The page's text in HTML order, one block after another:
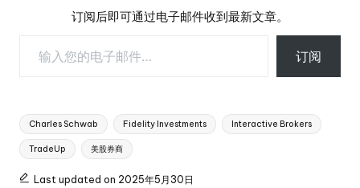
订阅后即可通过电子邮件收到最新文章。
订阅
Tags:
Charles Schwab Fidelity Investments Interactive Brokers
TradeUp 美股券商
Last updated on 2025年5月30日